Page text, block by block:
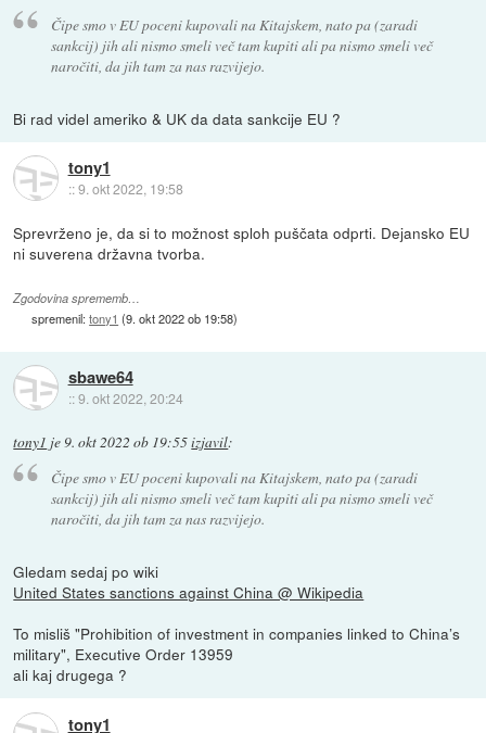
Čipe smo v EU poceni kupovali na Kitajskem, nato pa (zaradi
sankcij) jih ali nismo smeli več tam kupiti ali pa nismo smeli več
naročiti, da jih tam za nas razvijejo.
Bi rad videl ameriko & UK da data sankcije EU ?
tony1
::9. okt 2022, 19:58
Sprevrženo je, da si to možnost sploh puščata odprti. Dejansko EU
ni suverena državna tvorba.
Zgodovina sprememb…
spremenil:tony1 (9. okt 2022 ob 19:58)
sbawe64
::9. okt 2022, 20:24
tony1 je9. okt 2022 ob 19:55izjavil:
Čipe smo v EU poceni kupovali na Kitajskem, nato pa (zaradi
sankcij) jih ali nismo smeli več tam kupiti ali pa nismo smeli več
naročiti, da jih tam za nas razvijejo.
Gledam sedaj po wiki
United States sanctions against China @ Wikipedia
To misliš "Prohibition of investment in companies linked to China’s
military", Executive Order 13959
ali kaj drugega ?
tony1